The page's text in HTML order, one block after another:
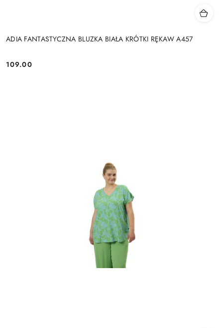
ADIA FANTASTYCZNA BLUZKA BIAŁA KRÓTKI RĘKAW A457
Cena:
109.00